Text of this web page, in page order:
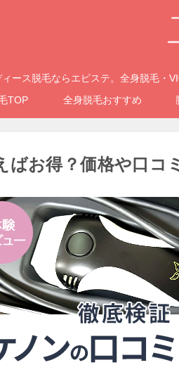
ィース脱毛ならエピステ。全身脱毛・
TOP
全身脱毛おすすめ
お得？価格や口コ